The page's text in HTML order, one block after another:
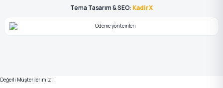
Tema Tasarım & SEO: KadirX
Değerli Müşterilerimiz;